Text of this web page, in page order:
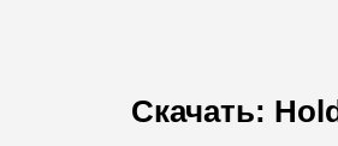
Скачать: